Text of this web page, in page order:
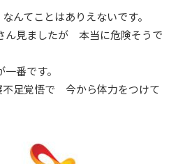
んてことはありえないです。
ん見ましたが 本当に危険そうで
番です。
足覚悟で 今から体力をつけて